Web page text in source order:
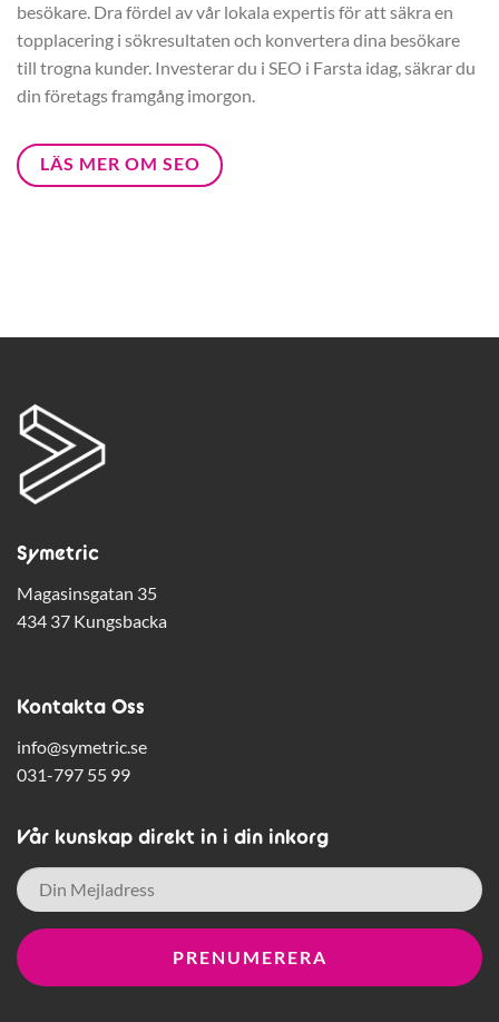
besökare. Dra fördel av vår lokala expertis för att säkra en
topplacering i sökresultaten och konvertera dina besökare
till trogna kunder. Investerar du i SEO i Farsta idag, säkrar du
din företags framgång imorgon.
LÄS MER OM SEO
Symetric
Magasinsgatan 35
434 37 Kungsbacka
Kontakta Oss
info@symetric.se
031-797 55 99
Vår kunskap direkt in i din inkorg
E-
post *